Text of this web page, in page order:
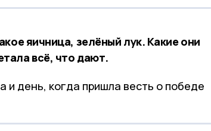
яичница, зелёный лук. Какие они
всё, что дают.
день, когда пришла весть о победе